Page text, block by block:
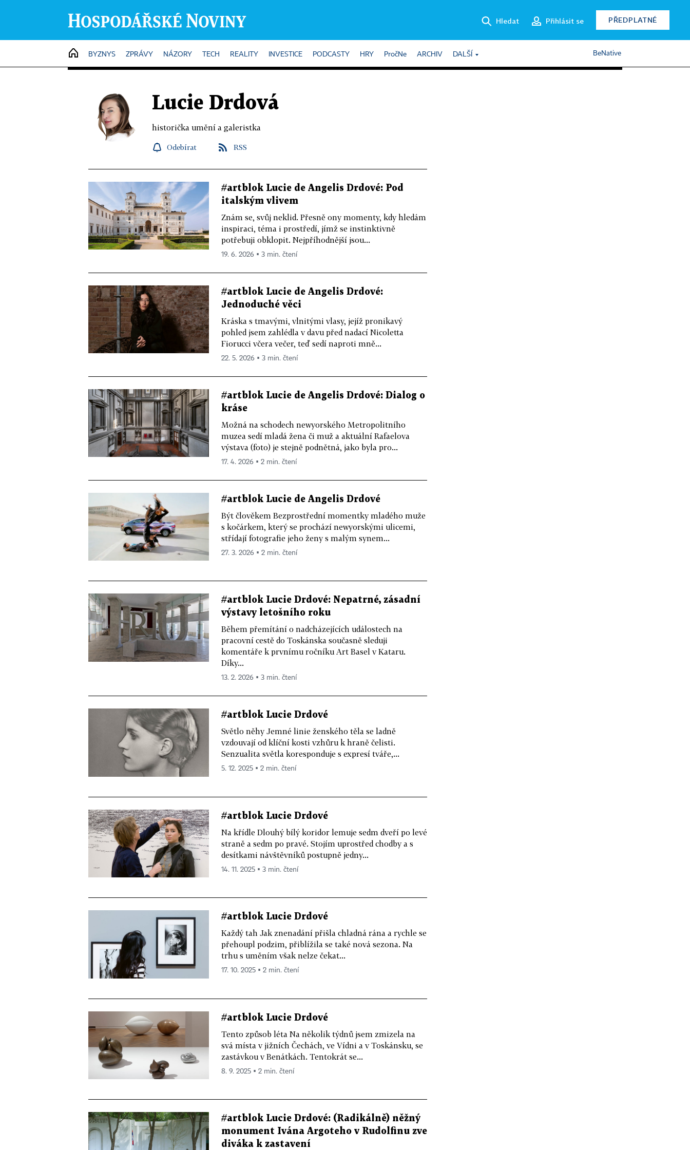
Hledat Přihlásit se PŘEDPLATNÉ
HOME
BYZNYS ZPRÁVY NÁZORY TECH REALITY INVESTICE PODCASTY HRY PročNe ARCHIV DALŠÍ BeNative
Lucie Drdová
historička umění a galeristka
Odebírat RSS
#artblok Lucie de Angelis Drdové: Pod
italským vlivem
Znám se, svůj neklid. Přesně ony momenty, kdy hledám
inspiraci, téma i prostředí, jímž se instinktivně
potřebuji obklopit. Nejpříhodnější jsou...
19. 6. 2026 ▪ 3 min. čtení
#artblok Lucie de Angelis Drdové:
Jednoduché věci
Kráska s tmavými, vlnitými vlasy, jejíž pronikavý
pohled jsem zahlédla v davu před nadací Nicoletta
Fiorucci včera večer, teď sedí naproti mně...
22. 5. 2026 ▪ 3 min. čtení
#artblok Lucie de Angelis Drdové: Dialog o
kráse
Možná na schodech newyorského Metropolitního
muzea sedí mladá žena či muž a aktuální Rafaelova
výstava (foto) je stejně podnětná, jako byla pro...
17. 4. 2026 ▪ 2 min. čtení
#artblok Lucie de Angelis Drdové
Být člověkem Bezprostřední momentky mladého muže
s kočárkem, který se prochází newyorskými ulicemi,
střídají fotografie jeho ženy s malým synem...
27. 3. 2026 ▪ 2 min. čtení
#artblok Lucie Drdové: Nepatrné, zásadní
výstavy letošního roku
Během přemítání o nadcházejících událostech na
pracovní cestě do Toskánska současně sleduji
komentáře k prvnímu ročníku Art Basel v Kataru.
Díky...
13. 2. 2026 ▪ 3 min. čtení
#artblok Lucie Drdové
Světlo něhy Jemné linie ženského těla se ladně
vzdouvají od klíční kosti vzhůru k hraně čelisti.
Senzualita světla koresponduje s expresí tváře,...
5. 12. 2025 ▪ 2 min. čtení
#artblok Lucie Drdové
Na křídle Dlouhý bílý koridor lemuje sedm dveří po levé
straně a sedm po pravé. Stojím uprostřed chodby a s
desítkami návštěvníků postupně jedny...
14. 11. 2025 ▪ 3 min. čtení
#artblok Lucie Drdové
Každý tah Jak znenadání přišla chladná rána a rychle se
přehoupl podzim, přiblížila se také nová sezona. Na
trhu s uměním však nelze čekat...
17. 10. 2025 ▪ 2 min. čtení
#artblok Lucie Drdové
Tento způsob léta Na několik týdnů jsem zmizela na
svá místa v jižních Čechách, ve Vídni a v Toskánsku, se
zastávkou v Benátkách. Tentokrát se...
8. 9. 2025 ▪ 2 min. čtení
#artblok Lucie Drdové: (Radikálně) něžný
monument Ivána Argoteho v Rudolfinu zve
diváka k zastavení